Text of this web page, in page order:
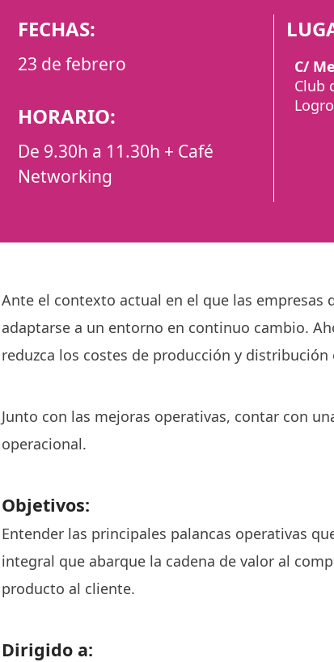
FECHAS:
23 de febrero
HORARIO:
De 9.30h a 11.30h + Café
Networking
C/
Club
Ante el contexto actual en el que las empresas
adaptarse a un entorno en continuo cambio.
reduzca los costes de producción y
Junto con las mejoras operativas, contar con
operacional.
Objetivos:
Entender las principales palancas operativas
integral que abarque la cadena de valor al
producto al cliente.
Dirigido a: